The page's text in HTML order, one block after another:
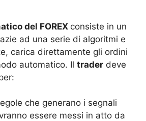
del FOREX consiste in un
ad una serie di algoritmi e
carica direttamente gli ordini
automatico. Il trader deve
che generano i segnali
essere messi in atto da